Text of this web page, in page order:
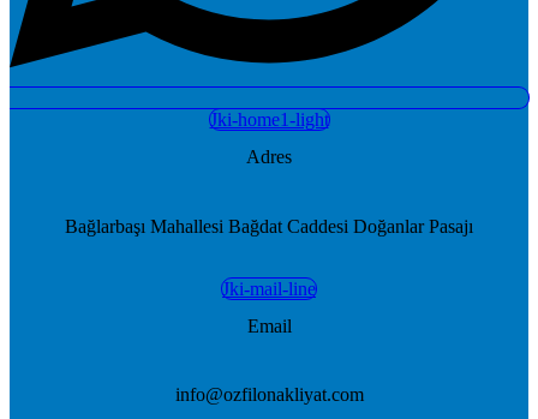
Jki-home1-light
Adres
Bağlarbaşı Mahallesi Bağdat Caddesi Doğanlar Pasajı
Jki-mail-line
Email
info@ozfilonakliyat.com